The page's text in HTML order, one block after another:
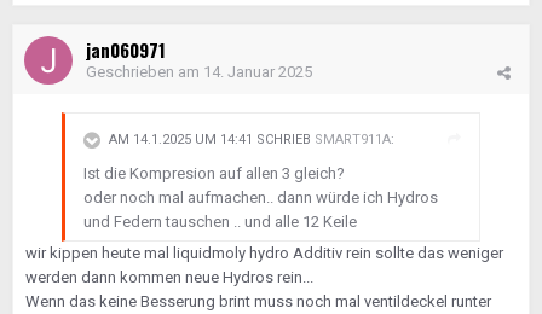
jan060971
Geschrieben am 14. Januar 2025
AM 14.1.2025 UM 14:41 SCHRIEB SMART911A:
Ist die Kompresion auf allen 3 gleich?
oder noch mal aufmachen.. dann würde ich Hydros
und Federn tauschen .. und alle 12 Keile
wir kippen heute mal liquidmoly hydro Additiv rein sollte das weniger
werden dann kommen neue Hydros rein...
Wenn das keine Besserung brint muss noch mal ventildeckel runter